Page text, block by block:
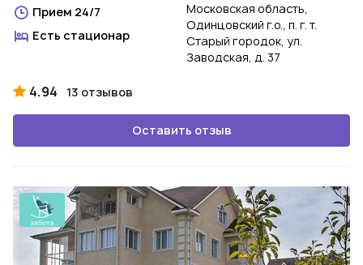
Прием 24/7
Есть стационар
Московская область,
Одинцовский г.о., п. г. т.
Старый городок, ул.
Заводская, д. 37
4.94 13 отзывов
Оставить отзыв